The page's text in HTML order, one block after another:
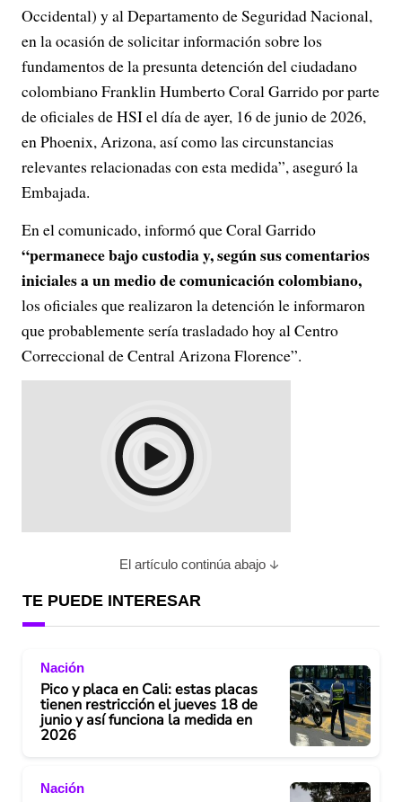
Occidental) y al Departamento de Seguridad Nacional,
en la ocasión de solicitar información sobre los
fundamentos de la presunta detención del ciudadano
colombiano Franklin Humberto Coral Garrido por parte
de oficiales de HSI el día de ayer, 16 de junio de 2026,
en Phoenix, Arizona, así como las circunstancias
relevantes relacionadas con esta medida”, aseguró la
Embajada.
En el comunicado, informó que Coral Garrido
“permanece bajo custodia y, según sus comentarios
iniciales a un medio de comunicación colombiano,
los oficiales que realizaron la detención le informaron
que probablemente sería trasladado hoy al Centro
Correccional de Central Arizona Florence”.
El artículo continúa abajo
TE PUEDE INTERESAR
Nación
Pico y placa en Cali: estas placas
tienen restricción el jueves 18 de
junio y así funciona la medida en
2026
Nación